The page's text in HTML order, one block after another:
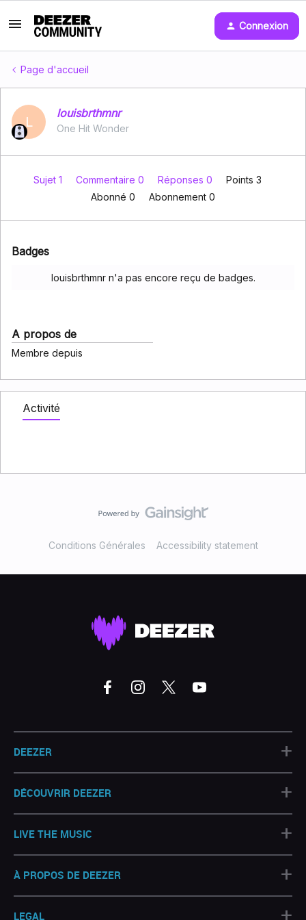
Connexion
Page d'accueil
L
louisbrthmnr
One Hit Wonder
Sujet 1 Commentaire 0 Réponses 0
Points 3
Abonné 0 Abonnement 0
Badges
louisbrthmnr n'a pas encore reçu de badges.
A propos de
Membre depuis
Activité
Conditions Générales Accessibility statement
DEEZER +
DÉCOUVRIR DEEZER +
LIVE THE MUSIC +
À PROPOS DE DEEZER +
LEGAL +